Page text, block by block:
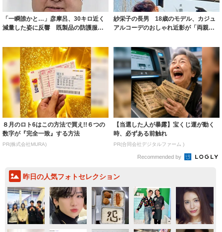
「一瞬誰かと…」彦摩呂、30キロ近く
減量した姿に反響 既製品の防護服が
紗栄子の長男 18歳のモデル、カジュ
アルコーデのおしゃれ近影が「両親の
８月のロト6はこの方法で買え!!６つの
数字が『完全一致』する方法
PR(株式会社MURA)
【当選した人が暴露】宝くじ運が動く
時、必ずある前触れ
PR(合同会社デジタルファーム )
Recommended by
昨日の人気フォトセレクション